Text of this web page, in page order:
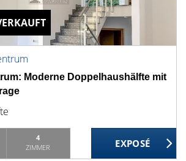
Moderne Doppelhaushälfte mit
4
ZIMMER